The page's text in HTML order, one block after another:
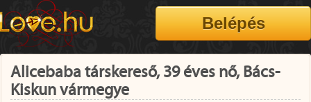
Alicebaba társkereső, 39 éves nő, Bács-
Kiskun vármegye